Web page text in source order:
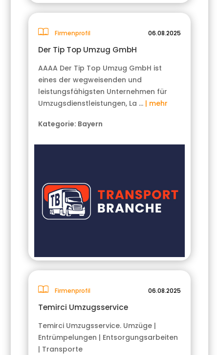
Firmenprofil 06.08.2025
Der Tip Top Umzug GmbH
AAAA Der Tip Top Umzug GmbH ist
eines der wegweisenden und
leistungsfähigsten Unternehmen für
Umzugsdienstleistungen, La … | mehr
Kategorie: Bayern
Firmenprofil 06.08.2025
Temirci Umzugsservice
Temirci Umzugsservice. Umzüge |
Entrümpelungen | Entsorgungsarbeiten
| Transporte